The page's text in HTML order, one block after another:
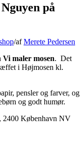
på
/afMerete Pedersen
Vi maler mosen. Det
i Højmosen kl.
pensler og farver, og
og godt humør.
2400 København NV